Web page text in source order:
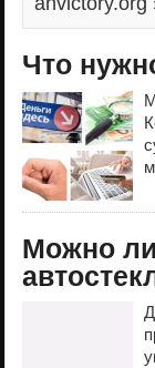
Что
Можно